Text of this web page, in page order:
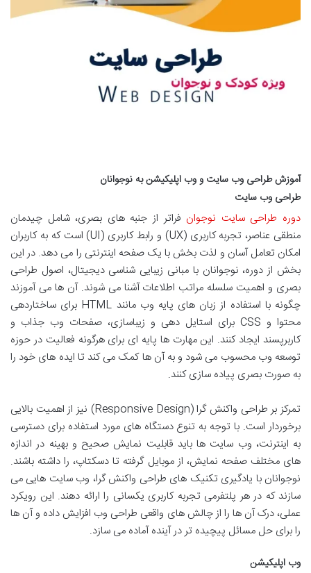
آموزش طراحی وب سایت و وب اپلیکیشن به نوجوانان
طراحی وب سایت
دوره طراحی سایت نوجوان فراتر از جنبه های بصری، شامل چیدمان
منطقی عناصر، تجربه کاربری (UX) و رابط کاربری (UI) است که به کاربران
امکان تعامل آسان و لذت بخش با یک صفحه اینترنتی را می دهد. در این
بخش از دوره، نوجوانان با مبانی زیبایی شناسی دیجیتال، اصول طراحی
بصری و اهمیت سلسله مراتب اطلاعات آشنا می شوند. آن ها می آموزند
چگونه با استفاده از زبان های پایه وب مانند HTML برای ساختاردهی
محتوا و CSS برای استایل دهی و زیباسازی، صفحات وب جذاب و
کاربرپسند ایجاد کنند. این مهارت ها پایه ای برای هرگونه فعالیت در حوزه
توسعه وب محسوب می شود و به آن ها کمک می کند تا ایده های خود را
به صورت بصری پیاده سازی کنند.
تمرکز بر طراحی واکنش گرا (Responsive Design) نیز از اهمیت بالایی
برخوردار است. با توجه به تنوع دستگاه های مورد استفاده برای دسترسی
به اینترنت، وب سایت ها باید قابلیت نمایش صحیح و بهینه در اندازه
های مختلف صفحه نمایش، از موبایل گرفته تا دسکتاپ، را داشته باشند.
نوجوانان با یادگیری تکنیک های طراحی واکنش گرا، وب سایت هایی می
سازند که در هر پلتفرمی تجربه کاربری یکسانی را ارائه دهند. این رویکرد
عملی، درک آن ها را از چالش های واقعی طراحی وب افزایش داده و آن ها
را برای حل مسائل پیچیده تر در آینده آماده می سازد.
وب اپلیکیشن